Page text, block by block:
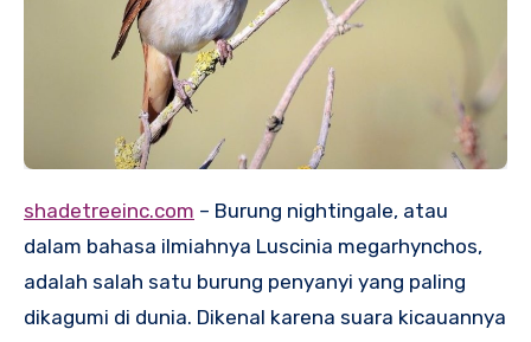
shadetreeinc.com – Burung nightingale, atau
dalam bahasa ilmiahnya Luscinia megarhynchos,
adalah salah satu burung penyanyi yang paling
dikagumi di dunia. Dikenal karena suara kicauannya